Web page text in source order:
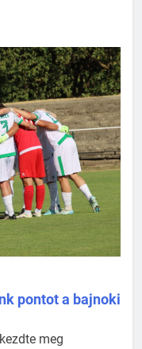
pontot a bajnoki
meg